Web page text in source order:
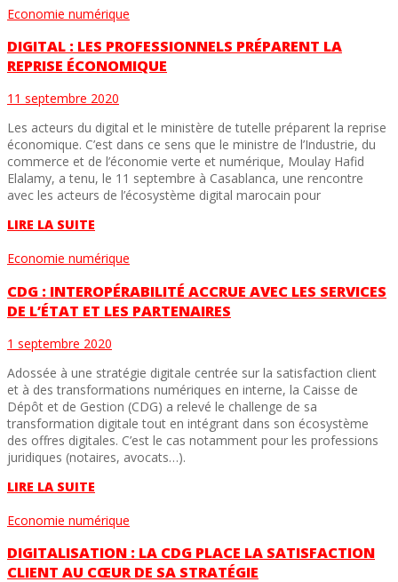
Economie numérique
DIGITAL : LES PROFESSIONNELS PRÉPARENT LA
REPRISE ÉCONOMIQUE
11 septembre 2020
Les acteurs du digital et le ministère de tutelle préparent la reprise
économique. C’est dans ce sens que le ministre de l’Industrie, du
commerce et de l’économie verte et numérique, Moulay Hafid
Elalamy, a tenu, le 11 septembre à Casablanca, une rencontre
avec les acteurs de l’écosystème digital marocain pour
LIRE LA SUITE
Economie numérique
CDG : INTEROPÉRABILITÉ ACCRUE AVEC LES SERVICES
DE L’ÉTAT ET LES PARTENAIRES
1 septembre 2020
Adossée à une stratégie digitale centrée sur la satisfaction client
et à des transformations numériques en interne, la Caisse de
Dépôt et de Gestion (CDG) a relevé le challenge de sa
transformation digitale tout en intégrant dans son écosystème
des offres digitales. C’est le cas notamment pour les professions
juridiques (notaires, avocats…).
LIRE LA SUITE
Economie numérique
DIGITALISATION : LA CDG PLACE LA SATISFACTION
CLIENT AU CŒUR DE SA STRATÉGIE